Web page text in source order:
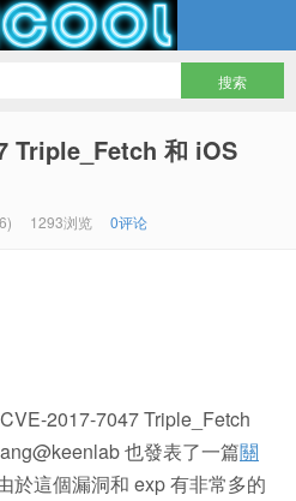
Triple_Fetch 和 iOS
1293浏览 0评论
2017-7047 Triple_Fetch
也發表了一篇關
於這個漏洞和 exp 有非常多的